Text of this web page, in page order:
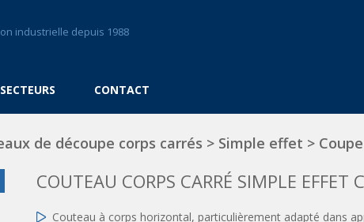
industrielle depuis 1988
SECTEURS CONTACT
de découpe corps carrés > Simple effet >
COUTEAU CORPS CARRÉ SIMPLE EFFET
Couteau à corps horizontal, particulièrement adapté dans